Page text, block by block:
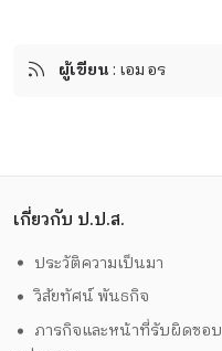
ผู้เขียน: เอมอร
เกี่ยวกับ ป.ป.ส.
ประวัติความเป็นมา
วิสัยทัศน์ พันธกิจ
ภารกิจและหน้าที่รับผิดชอบ